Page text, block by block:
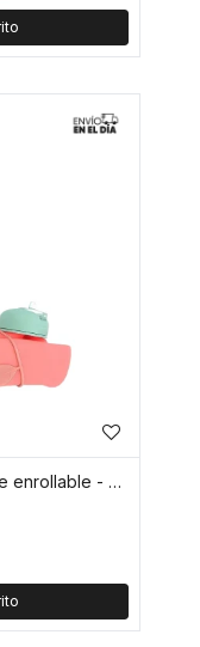
Botella de silicona plegable enrollable - Coral